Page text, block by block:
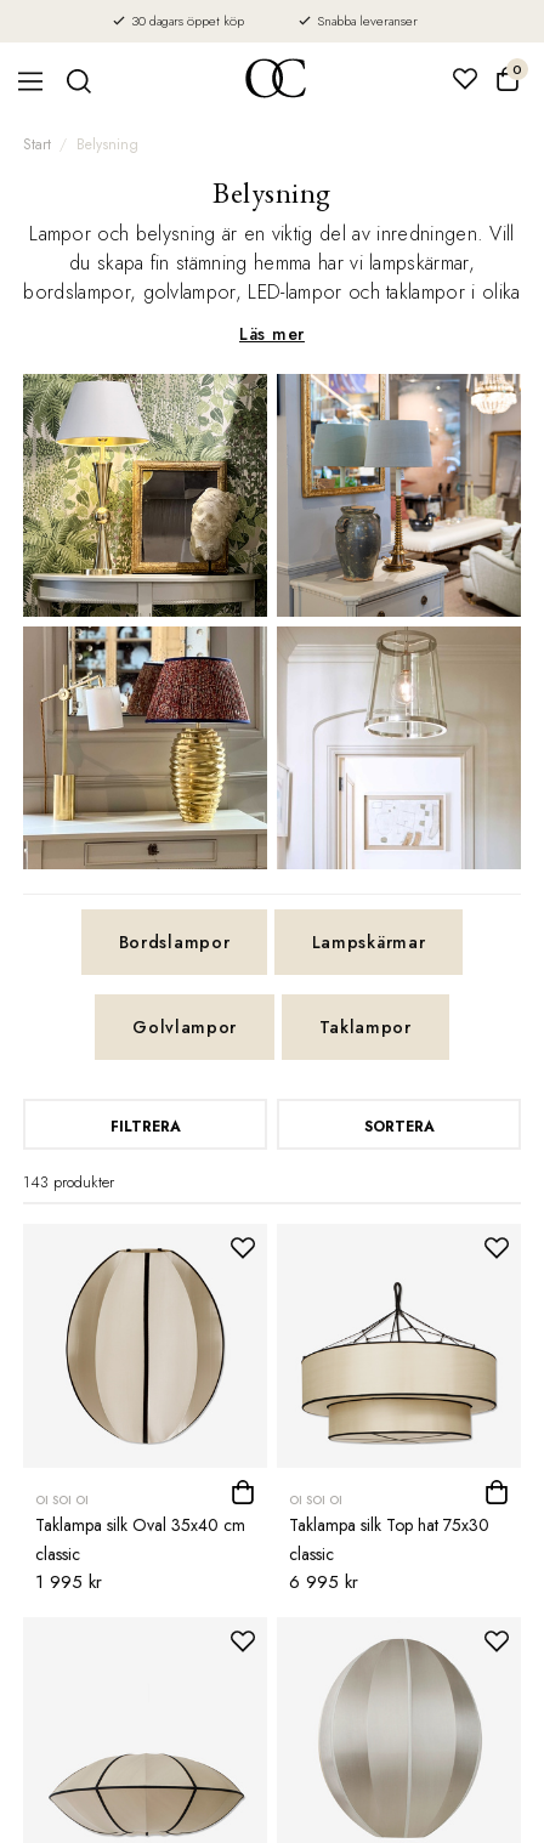
30 dagars öppet köp Snabba leveranser
0
Start Belysning
Belysning
Lampor och belysning är en viktig del av inredningen. Vill
du skapa fin stämning hemma har vi lampskärmar,
bordslampor, golvlampor, LED-lampor och taklampor i olika
stilar och material som passar just din inredningsstil.
Läs mer
Bordslampor Lampskärmar
Golvlampor Taklampor
FILTRERA SORTERA
143 produkter
OI SOI OI
Taklampa silk Oval 35x40 cm
classic
1 995 kr
OI SOI OI
Taklampa silk Top hat 75x30
classic
6 995 kr